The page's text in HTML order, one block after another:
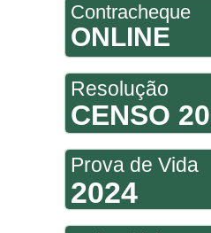
Contracheque
ONLINE
Resolução
CENSO
Prova de Vida
2024